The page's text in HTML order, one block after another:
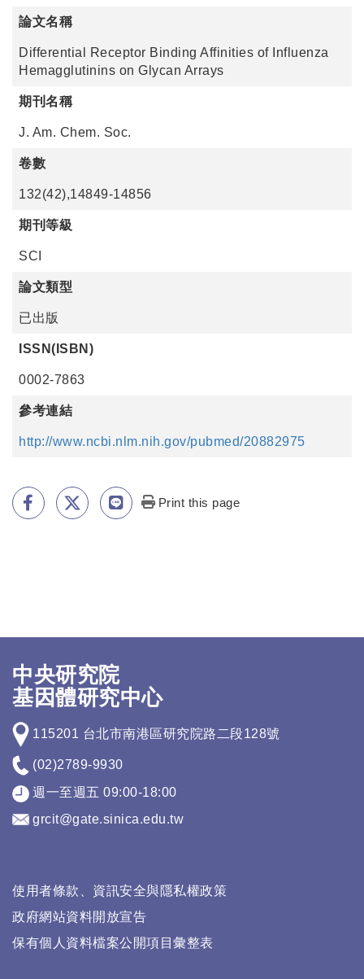
論文名稱
Differential Receptor Binding Affinities of Influenza
Hemagglutinins on Glycan Arrays
期刊名稱
J. Am. Chem. Soc.
卷數
132(42),14849-14856
期刊等級
SCI
論文類型
已出版
ISSN(ISBN)
0002-7863
參考連結
http://www.ncbi.nlm.nih.gov/pubmed/20882975
Print this page
中央研究院
基因體研究中心
115201 台北市南港區研究院路二段128號
(02)2789-9930
週一至週五 09:00-18:00
grcit@gate.sinica.edu.tw
使用者條款、資訊安全與隱私權政策
政府網站資料開放宣告
保有個人資料檔案公開項目彙整表